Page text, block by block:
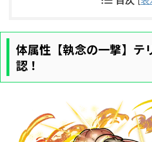
体属性【執念の一撃】テ
認！